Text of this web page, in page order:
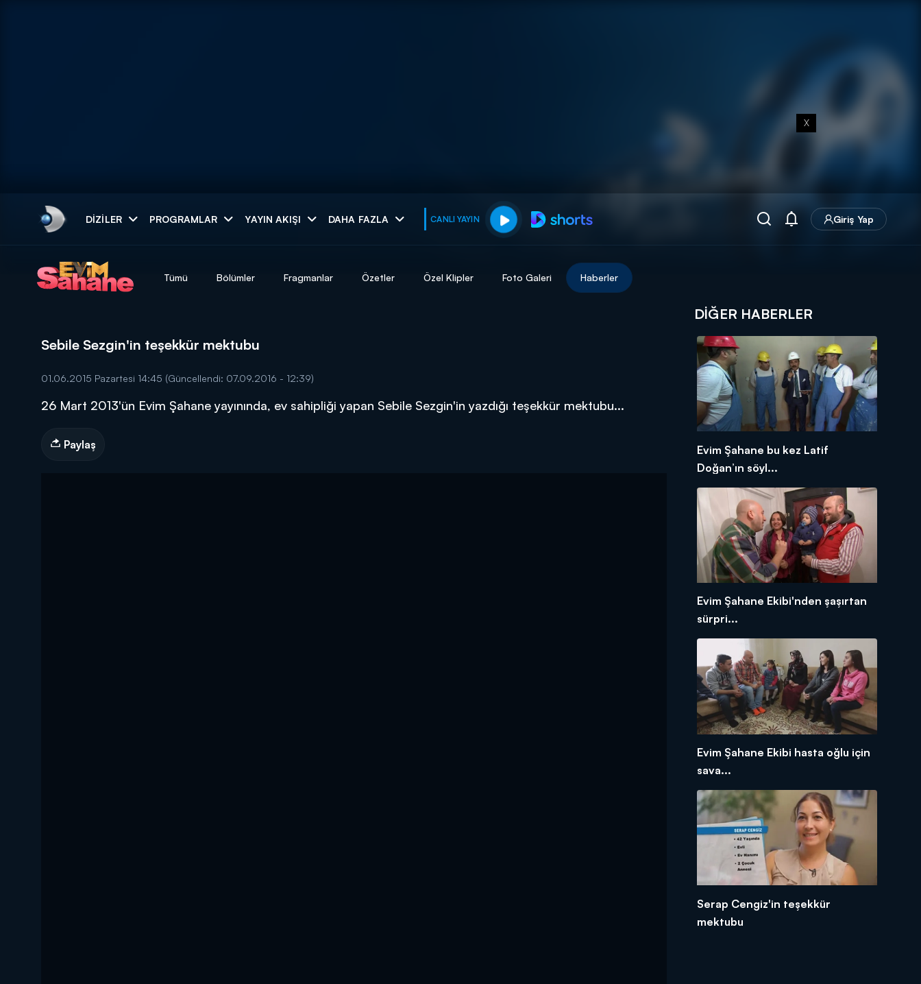
X
DIZILER PROGRAMLAR YAYIN AKIŞI DAHA FAZLA CANLI YAYIN Giriş Yap
muhteşem ikili
DİĞER SONUÇLAR
Tümü Bölümler Fragmanlar Özetler Özel Klipler Foto Galeri Haberler
Sebile Sezgin'in teşekkür mektubu
01.06.2015 Pazartesi 14:45 (Güncellendi: 07.09.2016 - 12:39)
26 Mart 2013'ün Evim Şahane yayınında, ev sahipliği yapan Sebile Sezgin'in yazdığı teşekkür mektubu...
Paylaş
DIĞER HABERLER
Evim Şahane bu kez Latif
Doğan’ın söyl...
Evim Şahane Ekibi'nden şaşırtan
sürpri...
Evim Şahane Ekibi hasta oğlu için
sava...
Serap Cengiz'in teşekkür
mektubu